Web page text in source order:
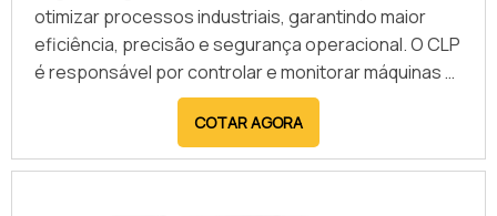
otimizar processos industriais, garantindo maior
eficiência, precisão e segurança operacional. O CLP
é responsável por controlar e monitorar máquinas e
sistemas automatizados, reduzindo a necessidade
de intervenção manual e minimizando falhas. A
programação personalizada permite a adaptação
cada aplicação, proporcionando maior flexibilidade e
COTAR AGORA